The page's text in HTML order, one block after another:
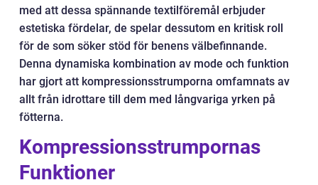
med att dessa spännande textilföremål erbjuder
estetiska fördelar, de spelar dessutom en kritisk roll
för de som söker stöd för benens välbefinnande.
Denna dynamiska kombination av mode och funktion
har gjort att kompressionsstrumporna omfamnats av
allt från idrottare till dem med långvariga yrken på
fötterna.
Kompressionsstrumpornas
Funktioner